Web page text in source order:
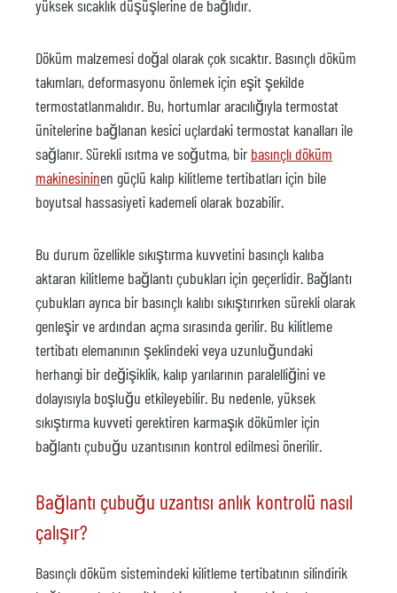
yüksek sıcaklık düşüşlerine de bağlıdır.
Döküm malzemesi doğal olarak çok sıcaktır. Basınçlı döküm
takımları, deformasyonu önlemek için eşit şekilde
termostatlanmalıdır. Bu, hortumlar aracılığıyla termostat
ünitelerine bağlanan kesici uçlardaki termostat kanalları ile
sağlanır. Sürekli ısıtma ve soğutma, bir basınçlı döküm
makinesininen güçlü kalıp kilitleme tertibatları için bile
boyutsal hassasiyeti kademeli olarak bozabilir.
Bu durum özellikle sıkıştırma kuvvetini basınçlı kalıba
aktaran kilitleme bağlantı çubukları için geçerlidir. Bağlantı
çubukları ayrıca bir basınçlı kalıbı sıkıştırırken sürekli olarak
genleşir ve ardından açma sırasında gerilir. Bu kilitleme
tertibatı elemanının şeklindeki veya uzunluğundaki
herhangi bir değişiklik, kalıp yarılarının paralelliğini ve
dolayısıyla boşluğu etkileyebilir. Bu nedenle, yüksek
sıkıştırma kuvveti gerektiren karmaşık dökümler için
bağlantı çubuğu uzantısının kontrol edilmesi önerilir.
Bağlantı çubuğu uzantısı anlık kontrolü nasıl
çalışır?
Basınçlı döküm sistemindeki kilitleme tertibatının silindirik